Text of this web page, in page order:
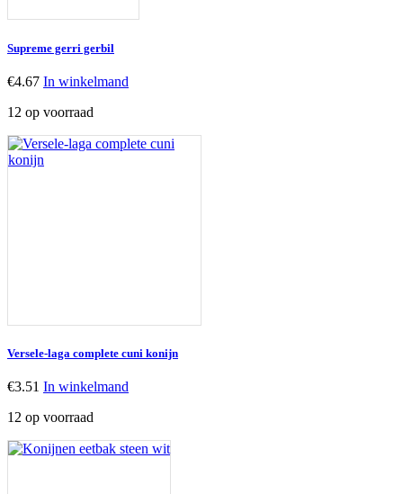
Supreme gerri gerbil
€4.67 In winkelmand
12 op voorraad
Versele-laga complete cuni konijn
€3.51 In winkelmand
12 op voorraad